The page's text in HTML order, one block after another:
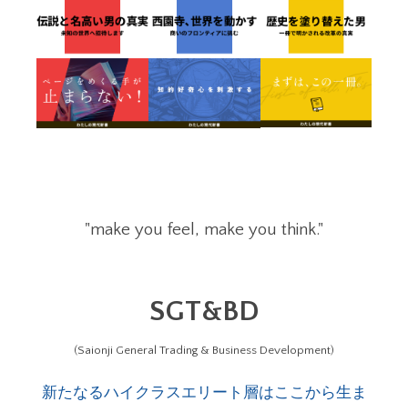
"make you feel, make you think."
SGT&BD
(Saionji General Trading & Business Development)
新たなるハイクラスエリート層はここから生ま